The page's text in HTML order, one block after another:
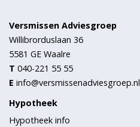
Versmissen Adviesgroep
Willibrorduslaan 36
5581 GE Waalre
T 040-221 55 55
E info@versmissenadviesgroep.nl
Hypotheek
Hypotheek info